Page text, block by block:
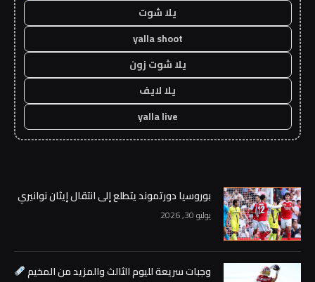
يلا شوت
yalla shoot
يلا شوت زون
يلا لايف
yalla live
بوروسيا دورتموند يتطلع إلى انتقال إيثان نوانيري
يوليو 30, 2026
وجبات سريعة لليوم الثالث والمزيد من المخيم